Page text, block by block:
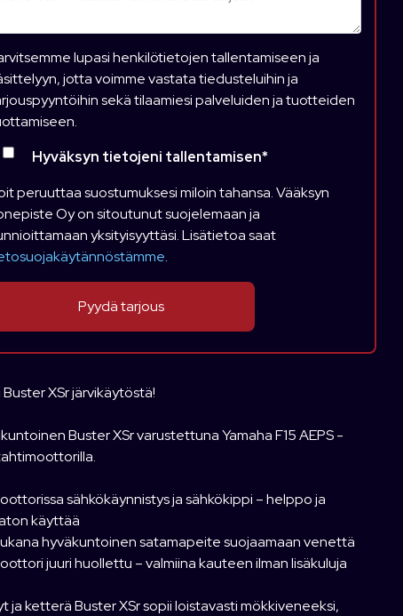
lupasi henkilötietojen tallentamiseen ja
jotta voimme vastata tiedusteluihin ja
sekä tilaamiesi palveluiden ja tuotteiden
Hyväksyn tietojeni tallentamisen*
peruuttaa suostumuksesi miloin tahansa. Vääksyn
Oy on sitoutunut suojelemaan ja
yksityisyyttäsi. Lisätietoa saat
.
Buster XSr järvikäytöstä!
Buster XSr varustettuna Yamaha F15 AEPS -
sähkökäynnistys ja sähkökippi – helppo ja
käyttää
hyväkuntoinen satamapeite suojaamaan venettä
juuri huollettu – valmiina kauteen ilman lisäkuluja
ja ketterä Buster XSr sopii loistavasti mökkiveneeksi,